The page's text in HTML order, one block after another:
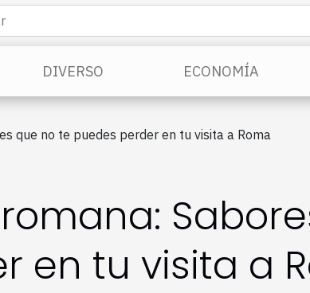
DIVERSO ECONOMÍA
que no te puedes perder en tu visita a Roma
en tu visita a